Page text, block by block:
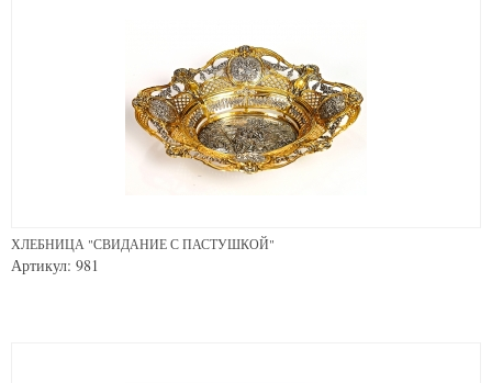
ХЛЕБНИЦА "СВИДАНИЕ С ПАСТУШКОЙ"
Артикул: 981